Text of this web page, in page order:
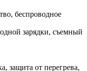
беспроводное
зарядки, съемный
защита от перегрева,